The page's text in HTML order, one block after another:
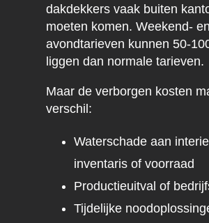
dakdekkers vaak buiten
moeten komen. Weekend- en
avondtarieven kunnen 50-
liggen dan normale tarieven.
Maar de verborgen kosten
verschil:
Waterschade aan
inventaris of voorraad
Productieuitval of
Tijdelijke